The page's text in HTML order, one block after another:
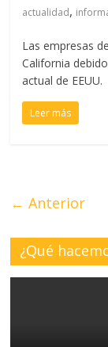
actualidad,
Las empresas
California
actual de EEUU.
Leer más
← Anterior
¿Qué